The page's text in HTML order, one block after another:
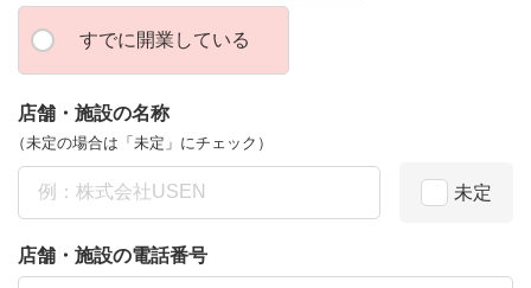
すでに開業している
店舗・施設の名称
（未定の場合は「未定」にチェック）
未定
店舗・施設の電話番号